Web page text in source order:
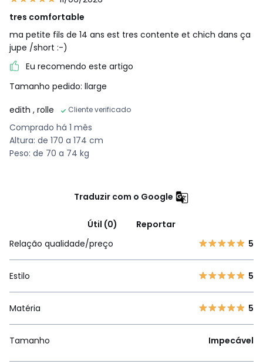
tres comfortable
ma petite fils de 14 ans est tres contente et chich dans ça
jupe /short :-)
Eu recomendo este artigo
Tamanho pedido: llarge
edith , rolle Cliente verificado
Comprado há 1 mês
Altura: de 170 a 174 cm
Peso: de 70 a 74 kg
Traduzir com o Google
Útil (0)
Reportar
Relação qualidade/preço
5
Estilo 5
Matéria 5
Tamanho Impecável